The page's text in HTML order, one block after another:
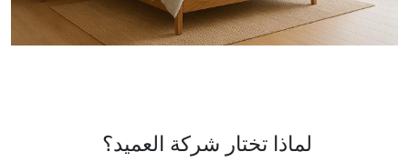
لماذا تختار شركة العميد؟